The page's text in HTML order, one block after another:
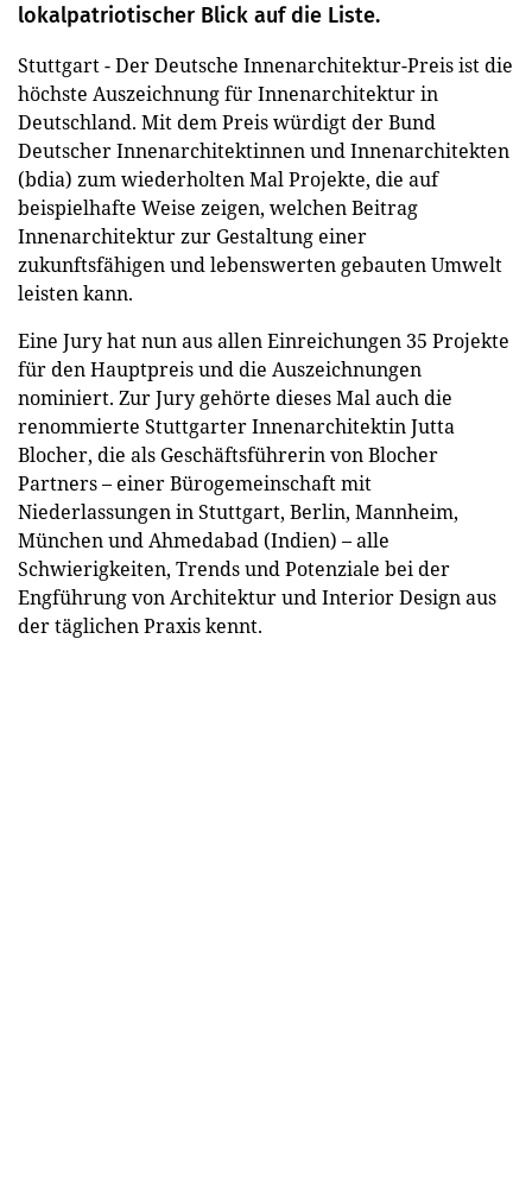
lokalpatriotischer Blick auf die Liste.
Stuttgart - Der Deutsche Innenarchitektur-Preis ist die
höchste Auszeichnung für Innenarchitektur in
Deutschland. Mit dem Preis würdigt der Bund
Deutscher Innenarchitektinnen und Innenarchitekten
(bdia) zum wiederholten Mal Projekte, die auf
beispielhafte Weise zeigen, welchen Beitrag
Innenarchitektur zur Gestaltung einer
zukunftsfähigen und lebenswerten gebauten Umwelt
leisten kann.
Eine Jury hat nun aus allen Einreichungen 35 Projekte
für den Hauptpreis und die Auszeichnungen
nominiert. Zur Jury gehörte dieses Mal auch die
renommierte Stuttgarter Innenarchitektin Jutta
Blocher, die als Geschäftsführerin von Blocher
Partners – einer Bürogemeinschaft mit
Niederlassungen in Stuttgart, Berlin, Mannheim,
München und Ahmedabad (Indien) – alle
Schwierigkeiten, Trends und Potenziale bei der
Engführung von Architektur und Interior Design aus
der täglichen Praxis kennt.